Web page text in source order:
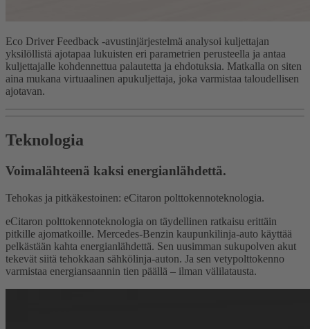
Eco Driver Feedback -avustinjärjestelmä analysoi kuljettajan
yksilöllistä ajotapaa lukuisten eri parametrien perusteella ja antaa
kuljettajalle kohdennettua palautetta ja ehdotuksia. Matkalla on siten
aina mukana virtuaalinen apukuljettaja, joka varmistaa taloudellisen
ajotavan.
Teknologia
Voimalähteenä kaksi energianlähdettä.
Tehokas ja pitkäkestoinen: eCitaron polttokennoteknologia.
eCitaron polttokennoteknologia on täydellinen ratkaisu erittäin
pitkille ajomatkoille. Mercedes-Benzin kaupunkilinja-auto käyttää
pelkästään kahta energianlähdettä. Sen uusimman sukupolven akut
tekevät siitä tehokkaan sähkölinja-auton. Ja sen vetypolttokenno
varmistaa energiansaannin tien päällä – ilman välilatausta.